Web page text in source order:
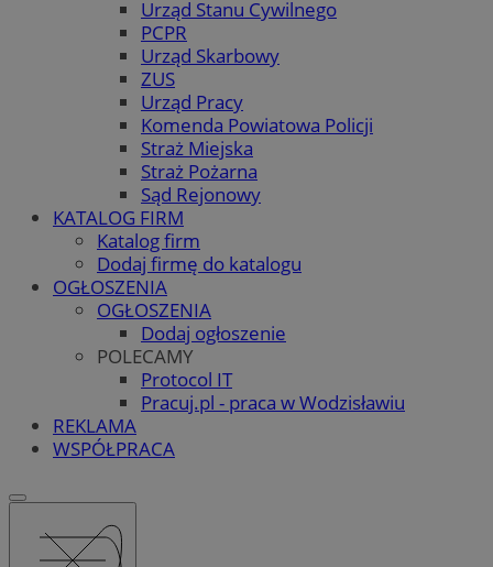
Urząd Stanu Cywilnego
PCPR
Urząd Skarbowy
ZUS
Urząd Pracy
Komenda Powiatowa Policji
Straż Miejska
Straż Pożarna
Sąd Rejonowy
KATALOG FIRM
Katalog firm
Dodaj firmę do katalogu
OGŁOSZENIA
OGŁOSZENIA
Dodaj ogłoszenie
POLECAMY
Protocol IT
Pracuj.pl - praca w Wodzisławiu
REKLAMA
WSPÓŁPRACA